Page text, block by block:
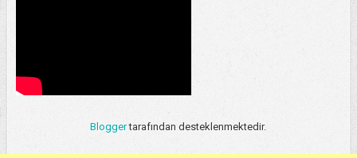
Bloggertarafından desteklenmektedir.